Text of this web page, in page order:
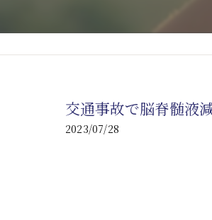
心臓
腎臓
交通事故で脳脊髄液
2023/07/28